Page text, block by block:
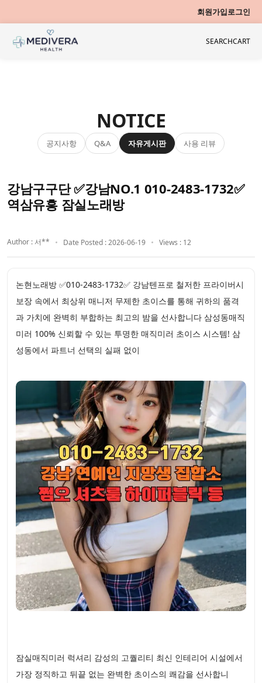
회원가입로그인
SEARCHCART
NOTICE
공지사항 Q&A 자유게시판 사용 리뷰
강남구구단 ✅강남NO.1 010-2483-1732✅
역삼유흥 잠실노래방
Author : 서** Date Posted : 2026-06-19 Views : 12
논현노래방 ✅010-2483-1732✅ 강남텐프로 철저한 프라이버시
보장 속에서 최상위 매니저 무제한 초이스를 통해 귀하의 품격
과 가치에 완벽히 부합하는 최고의 밤을 선사합니다 삼성동매직
미러 100% 신뢰할 수 있는 투명한 매직미러 초이스 시스템! 삼
성동에서 파트너 선택의 실패 없이
잠실매직미러 럭셔리 감성의 고퀄리티 최신 인테리어 시설에서
가장 정직하고 뒤끝 없는 완벽한 초이스의 쾌감을 선사합니